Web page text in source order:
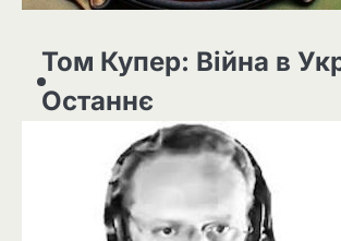
Том Купер: Війна в
Останнє